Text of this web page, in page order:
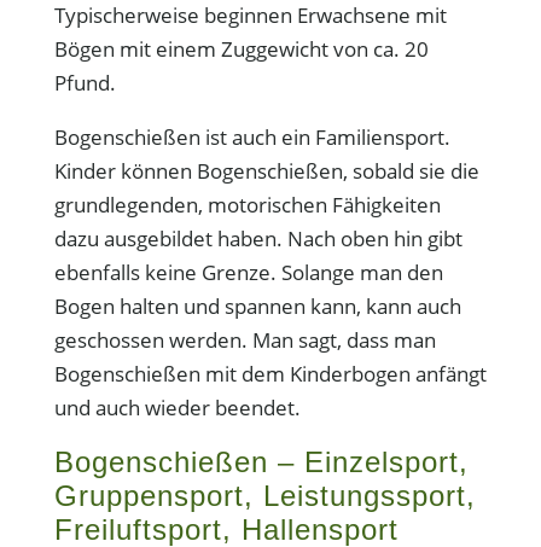
Typischerweise beginnen Erwachsene mit
Bögen mit einem Zuggewicht von ca. 20
Pfund.
Bogenschießen ist auch ein Familiensport.
Kinder können Bogenschießen, sobald sie die
grundlegenden, motorischen Fähigkeiten
dazu ausgebildet haben. Nach oben hin gibt
ebenfalls keine Grenze. Solange man den
Bogen halten und spannen kann, kann auch
geschossen werden. Man sagt, dass man
Bogenschießen mit dem Kinderbogen anfängt
und auch wieder beendet.
Bogenschießen – Einzelsport,
Gruppensport, Leistungssport,
Freiluftsport, Hallensport